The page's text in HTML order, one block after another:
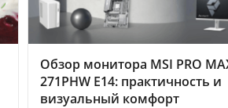
Обзор монитора MSI PRO
271PHW E14: практичность и
визуальный комфорт